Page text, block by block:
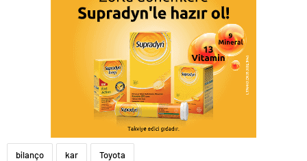
bilanço kar Toyota